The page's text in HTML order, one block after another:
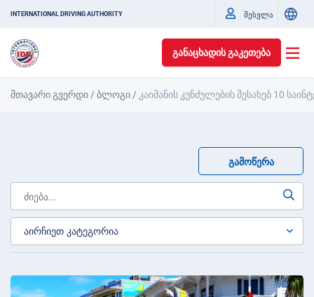
INTERNATIONAL DRIVING AUTHORITY შესვლა
ᲒᲐᲜᲐᲪᲮᲐᲓᲘᲡ ᲒᲐᲙᲔᲗᲔᲑᲐ
მთავარი გვერდი /ბლოგი / კაიმანის კუნძულების შესახებ 10
ᲒᲐᲛᲝᲬᲔᲠᲐ